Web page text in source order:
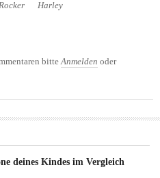
Harley
Davidson® Rocker für wilde Jungs und
bitteAnmelden oder
deines Kindes im Vergleich